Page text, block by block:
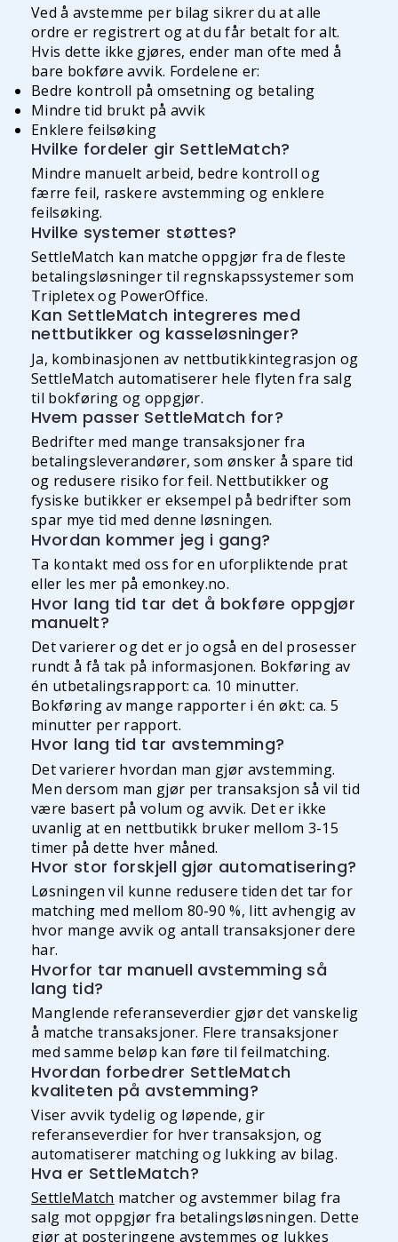
Ved å avstemme per bilag sikrer du at alle
ordre er registrert og at du får betalt for alt.
Hvis dette ikke gjøres, ender man ofte med å
bare bokføre avvik. Fordelene er:
Bedre kontroll på omsetning og betaling
Mindre tid brukt på avvik
Enklere feilsøking
Hvilke fordeler gir SettleMatch?
Mindre manuelt arbeid, bedre kontroll og
færre feil, raskere avstemming og enklere
feilsøking.
Hvilke systemer støttes?
SettleMatch kan matche oppgjør fra de fleste
betalingsløsninger til regnskapssystemer som
Tripletex og PowerOffice.
Kan SettleMatch integreres med
nettbutikker og kasseløsninger?
Ja, kombinasjonen av nettbutikkintegrasjon og
SettleMatch automatiserer hele flyten fra salg
til bokføring og oppgjør.
Hvem passer SettleMatch for?
Bedrifter med mange transaksjoner fra
betalingsleverandører, som ønsker å spare tid
og redusere risiko for feil. Nettbutikker og
fysiske butikker er eksempel på bedrifter som
spar mye tid med denne løsningen.
Hvordan kommer jeg i gang?
Ta kontakt med oss for en uforpliktende prat
eller les mer på emonkey.no.
Hvor lang tid tar det å bokføre oppgjør
manuelt?
Det varierer og det er jo også en del prosesser
rundt å få tak på informasjonen. Bokføring av
én utbetalingsrapport: ca. 10 minutter.
Bokføring av mange rapporter i én økt: ca. 5
minutter per rapport.
Hvor lang tid tar avstemming?
Det varierer hvordan man gjør avstemming.
Men dersom man gjør per transaksjon så vil tid
være basert på volum og avvik. Det er ikke
uvanlig at en nettbutikk bruker mellom 3-15
timer på dette hver måned.
Hvor stor forskjell gjør automatisering?
Løsningen vil kunne redusere tiden det tar for
matching med mellom 80-90 %, litt avhengig av
hvor mange avvik og antall transaksjoner dere
har.
Hvorfor tar manuell avstemming så
lang tid?
Manglende referanseverdier gjør det vanskelig
å matche transaksjoner. Flere transaksjoner
med samme beløp kan føre til feilmatching.
Hvordan forbedrer SettleMatch
kvaliteten på avstemming?
Viser avvik tydelig og løpende, gir
referanseverdier for hver transaksjon, og
automatiserer matching og lukking av bilag.
Hva er SettleMatch?
SettleMatch matcher og avstemmer bilag fra
salg mot oppgjør fra betalingsløsningen. Dette
gjør at posteringene avstemmes og lukkes